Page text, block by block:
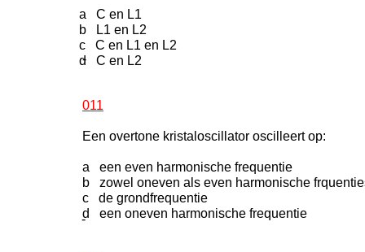
a C en L1
b L1 en L2
c C en L1 en L2
d C en L2
-
011
Een overtone kristaloscillator oscilleert op:
a een even harmonische frequentie
b zowel oneven als even harmonische
c de grondfrequentie
d een oneven harmonische frequentie
-